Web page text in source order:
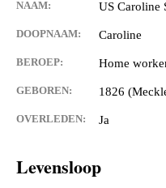
NAAM: US Caroline
DOOPNAAM: Caroline
BEROEP: Home
GEBOREN: 1826
OVERLEDEN: Ja
Levensloop